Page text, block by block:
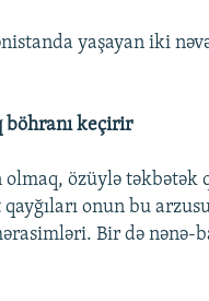
yaşayan iki
böhranı keçirir
olmaq, özüylə təkbətək
onun bu
Bir də nənə-